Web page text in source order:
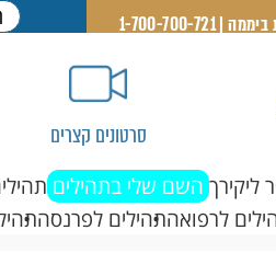
סרטונים קצרים
ליקירך השם שלי בתהילים
לרפואהתהילים לפרנסה